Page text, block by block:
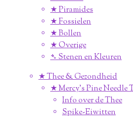
★ Piramides
★ Fossielen
★ Bollen
★ Overige
➴ Stenen en Kleuren
★ Thee & Gezondheid
★ Mercy's Pine Needle
Info over de Thee
Spike-Eiwitten